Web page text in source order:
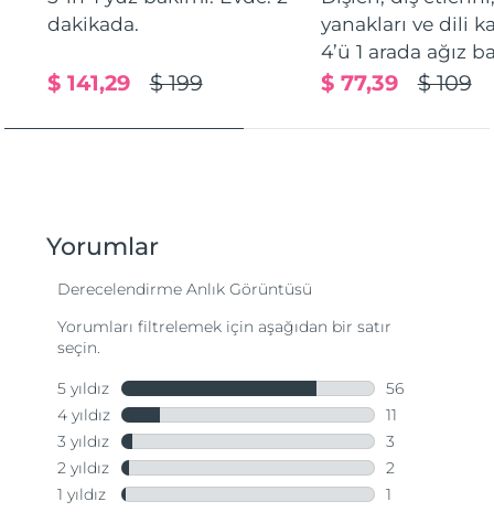
dakikada.
$ 199
$ 141,29
yanakları ve dili
4’ü 1 arada ağız
$ 109
$ 77,39